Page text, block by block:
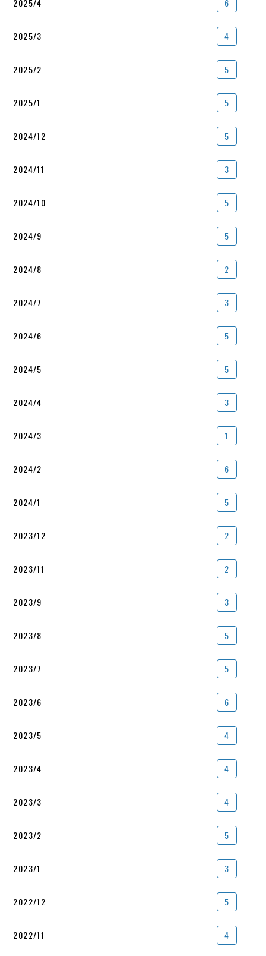
2025/4 6
2025/3 4
2025/2 5
2025/1 5
2024/12 5
2024/11 3
2024/10 5
2024/9 5
2024/8 2
2024/7 3
2024/6 5
2024/5 5
2024/4 3
2024/3 1
2024/2 6
2024/1 5
2023/12 2
2023/11 2
2023/9 3
2023/8 5
2023/7 5
2023/6 6
2023/5 4
2023/4 4
2023/3 4
2023/2 5
2023/1 3
2022/12 5
2022/11 4